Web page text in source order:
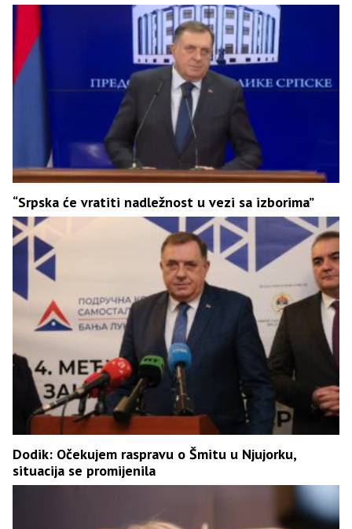
“Srpska će vratiti nadležnost u vezi sa izborima”
Dodik: Očekujem raspravu o Šmitu u Njujorku,
situacija se promijenila